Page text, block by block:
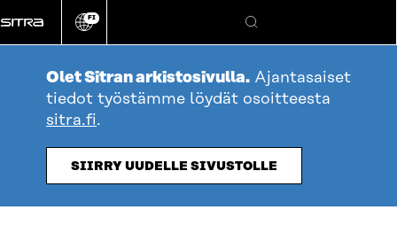
suoraan
sisältöön
Vaihda
kieli
FI
Hae
Olet Sitran arkistosivulla. Ajantasaiset
tiedot työstämme löydät osoitteesta
sitra.fi.
SIIRRY UUDELLE SIVUSTOLLE